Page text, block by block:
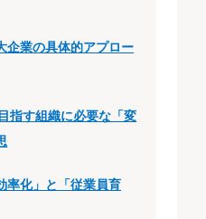
企業の具体的アプロー
す組織に必要な「変
率化」と「従業員育